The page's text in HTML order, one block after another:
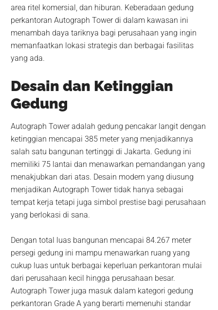
area ritel komersial, dan hiburan. Keberadaan gedung
perkantoran Autograph Tower di dalam kawasan ini
menambah daya tariknya bagi perusahaan yang ingin
memanfaatkan lokasi strategis dan berbagai fasilitas
yang ada.
Desain dan Ketinggian
Gedung
Autograph Tower adalah gedung pencakar langit dengan
ketinggian mencapai 385 meter yang menjadikannya
salah satu bangunan tertinggi di Jakarta. Gedung ini
memiliki 75 lantai dan menawarkan pemandangan yang
menakjubkan dari atas. Desain modern yang diusung
menjadikan Autograph Tower tidak hanya sebagai
tempat kerja tetapi juga simbol prestise bagi perusahaan
yang berlokasi di sana.
Dengan total luas bangunan mencapai 84.267 meter
persegi gedung ini mampu menawarkan ruang yang
cukup luas untuk berbagai keperluan perkantoran mulai
dari perusahaan kecil hingga perusahaan besar.
Autograph Tower juga masuk dalam kategori gedung
perkantoran Grade A yang berarti memenuhi standar